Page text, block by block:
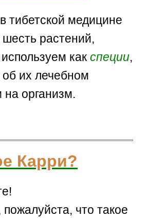
тибетской медицине
растений,
какспеции,
их лечебном
на организм.
Карри?
что такое